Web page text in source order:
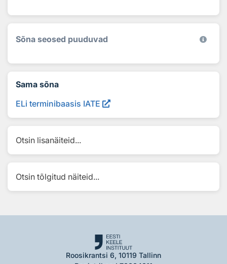
Sõna seosed puuduvad
Sama sõna
ELi terminibaasis IATE
Otsin lisanäiteid...
Otsin tõlgitud näiteid...
Roosikrantsi 6, 10119 Tallinn